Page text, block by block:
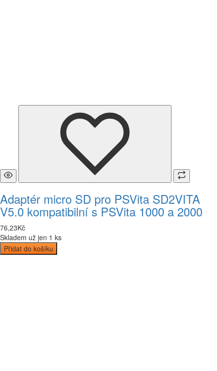
Adaptér micro SD pro PSVita SD2VITA
V5.0 kompatibilní s PSVita 1000 a 2000
76,23Kč
Skladem už jen 1 ks
Přidat do košíku